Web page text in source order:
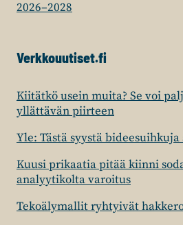
2026–2028
Verkkouutiset.fi
Kiitätkö usein muita? Se voi
yllättävän piirteen
Yle: Tästä syystä
Kuusi prikaatia pitää kiinni
analyytikolta varoitus
Tekoälymallit ryhtyivät